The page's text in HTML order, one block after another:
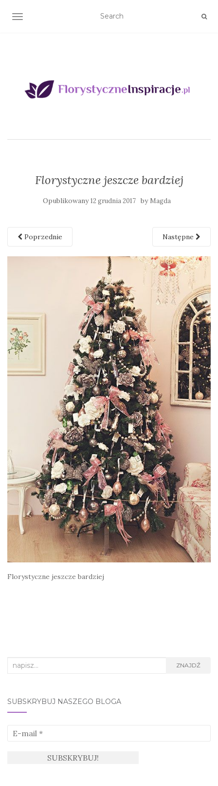
TOGGLE NAVIGATION
Florystyczne jeszcze bardziej
Opublikowany12 grudnia 2017 by Magda
Poprzednie Następne
Florystyczne jeszcze bardziej
Search
ZNAJDŹ
SUBSKRYBUJ NASZEGO BLOGA